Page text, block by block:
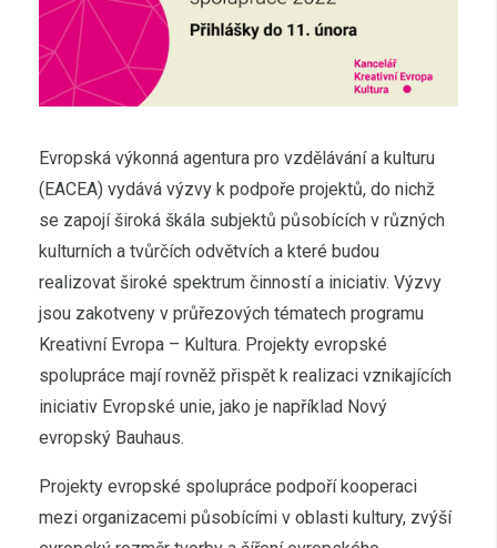
Evropská výkonná agentura pro vzdělávání a kulturu
(EACEA) vydává výzvy k podpoře projektů, do nichž
se zapojí široká škála subjektů působících v různých
kulturních a tvůrčích odvětvích a které budou
realizovat široké spektrum činností a iniciativ. Výzvy
jsou zakotveny v průřezových tématech programu
Kreativní Evropa – Kultura. Projekty evropské
spolupráce mají rovněž přispět k realizaci vznikajících
iniciativ Evropské unie, jako je například Nový
evropský Bauhaus.
Projekty evropské spolupráce podpoří kooperaci
mezi organizacemi působícími v oblasti kultury, zvýší